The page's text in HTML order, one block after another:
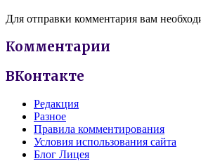
Для отправки комментария вам
Комментарии
ВКонтакте
Редакция
Разное
Правила комментирования
Условия использования сайта
Блог Лицея